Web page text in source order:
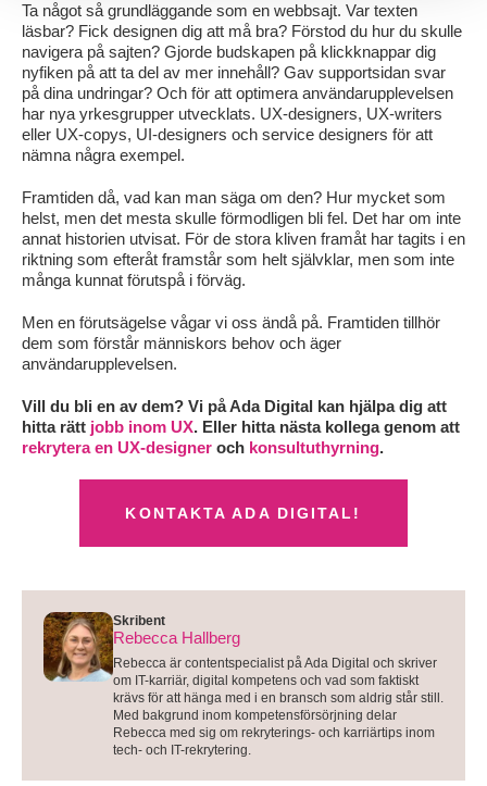
Ta något så grundläggande som en webbsajt. Var texten
läsbar? Fick designen dig att må bra? Förstod du hur du skulle
navigera på sajten? Gjorde budskapen på klickknappar dig
nyfiken på att ta del av mer innehåll? Gav supportsidan svar
på dina undringar? Och för att optimera användarupplevelsen
har nya yrkesgrupper utvecklats. UX-designers, UX-writers
eller UX-copys, UI-designers och service designers för att
nämna några exempel.
Framtiden då, vad kan man säga om den? Hur mycket som
helst, men det mesta skulle förmodligen bli fel. Det har om inte
annat historien utvisat. För de stora kliven framåt har tagits i en
riktning som efteråt framstår som helt självklar, men som inte
många kunnat förutspå i förväg.
Men en förutsägelse vågar vi oss ändå på. Framtiden tillhör
dem som förstår människors behov och äger
användarupplevelsen.
Vill du bli en av dem? Vi på Ada Digital kan hjälpa dig att
hitta rätt jobb inom UX. Eller hitta nästa kollega genom att
rekrytera en UX-designer och konsultuthyrning.
KONTAKTA ADA DIGITAL!
Skribent
Rebecca Hallberg
Rebecca är contentspecialist på Ada Digital och skriver
om IT-karriär, digital kompetens och vad som faktiskt
krävs för att hänga med i en bransch som aldrig står still.
Med bakgrund inom kompetensförsörjning delar
Rebecca med sig om rekryterings- och karriärtips inom
tech- och IT-rekrytering.